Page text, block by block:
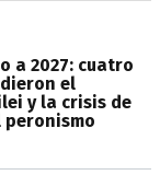
a 2027: cuatro
el
y la crisis de
peronismo